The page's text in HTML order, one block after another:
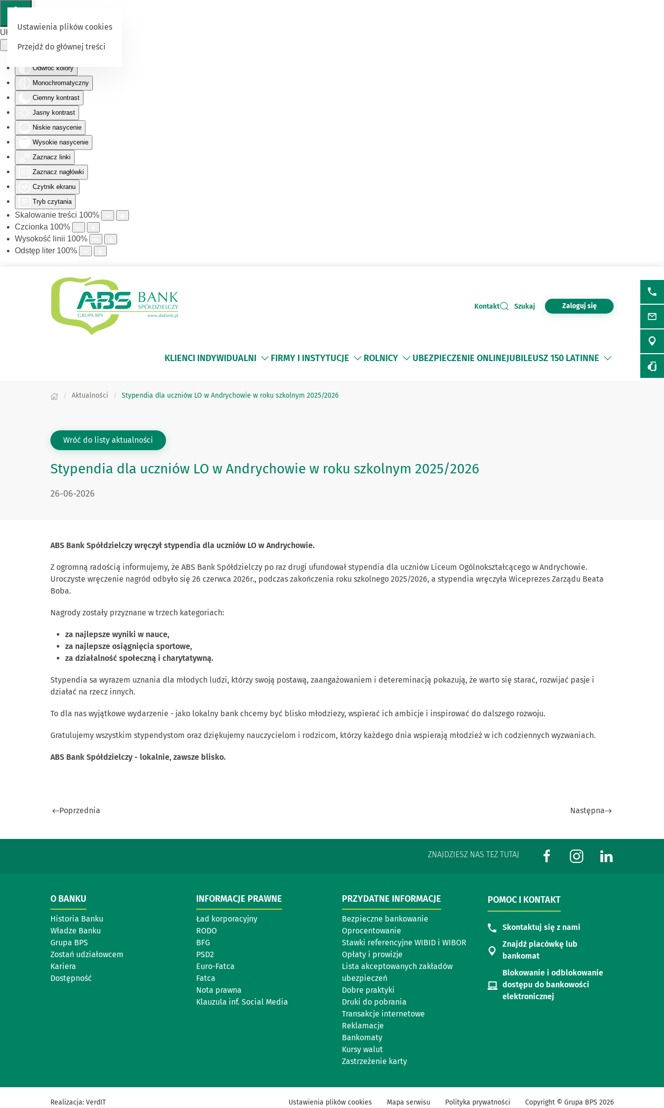
Ułatwienia dostępu
Odwróć kolory
Monochromatyczny
Ciemny kontrast
Jasny kontrast
Niskie nasycenie
Wysokie nasycenie
Zaznacz linki
Zaznacz nagłówki
Czytnik ekranu
Tryb czytania
Skalowanie treści 100%
Czcionka 100%
Wysokość linii 100%
Odstęp liter 100%
Ustawienia plików cookies
Przejdź do głównej treści
Kontakt Szukaj Zaloguj się
KLIENCI INDYWIDUALNI FIRMY I INSTYTUCJE ROLNICY UBEZPIECZENIE ONLINEJUBILEUSZ 150 LATINNE
Aktualności Stypendia dla uczniów LO w Andrychowie w roku szkolnym 2025/2026
Wróć do listy aktualności
Stypendia dla uczniów LO w Andrychowie w roku szkolnym 2025/2026
DATA PUBLIKACJI:
26-06-2026
ABS Bank Spółdzielczy wręczył stypendia dla uczniów LO w Andrychowie.
Z ogromną radością informujemy, że ABS Bank Spółdzielczy po raz drugi ufundował stypendia dla uczniów Liceum Ogólnokształcącego w Andrychowie.
Uroczyste wręczenie nagród odbyło się 26 czerwca 2026r., podczas zakończenia roku szkolnego 2025/2026, a stypendia wręczyła Wiceprezes Zarządu Beata
Boba.
Nagrody zostały przyznane w trzech kategoriach:
za najlepsze wyniki w nauce,
za najlepsze osiągnięcia sportowe,
za działalność społeczną i charytatywną.
Stypendia sa wyrazem uznania dla młodych ludzi, którzy swoją postawą, zaangażowaniem i detereminacją pokazują, że warto się starać, rozwijać pasje i
działać na rzecz innych.
To dla nas wyjątkowe wydarzenie - jako lokalny bank chcemy być blisko młodziezy, wspierać ich ambicje i inspirować do dalszego rozwoju.
Gratulujemy wszystkim stypendystom oraz dziękujemy nauczycielom i rodzicom, którzy każdego dnia wspierają młodzież w ich codziennych wyzwaniach.
ABS Bank Spółdzielczy - lokalnie, zawsze blisko.
Poprzednia Następna
ZNAJDZIESZ NAS TEŻ TUTAJ
O BANKU
Historia Banku
Władze Banku
Grupa BPS
Zostań udziałowcem
Kariera
Dostępność
INFORMACJE PRAWNE
Ład korporacyjny
RODO
BFG
PSD2
Euro-Fatca
Fatca
Nota prawna
Klauzula inf. Social Media
PRZYDATNE INFORMACJE
Bezpieczne bankowanie
Oprocentowanie
Stawki referencyjne WIBID i WIBOR
Opłaty i prowizje
Lista akceptowanych zakładów
ubezpieczeń
Dobre praktyki
Druki do pobrania
Transakcje internetowe
Reklamacje
Bankomaty
Kursy walut
Zastrzeżenie karty
POMOC I KONTAKT
Skontaktuj się z nami
Znajdź placówkę lub
bankomat
Blokowanie i odblokowanie
dostępu do bankowości
elektronicznej
Realizacja: VerdIT Ustawienia plików cookies Mapa serwisu Polityka prywatności Copyright © Grupa BPS 2026